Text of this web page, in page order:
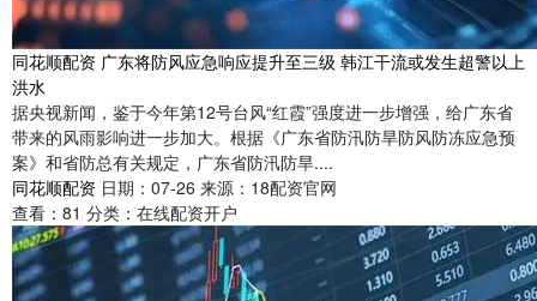
同花顺配资 广东将防风应急响应提升至三级 韩江干流或发生超警以上
洪水
据央视新闻，鉴于今年第12号台风“红霞”强度进一步增强，给广东省
带来的风雨影响进一步加大。根据《广东省防汛防旱防风防冻应急预
案》和省防总有关规定，广东省防汛防旱....
同花顺配资 日期：07-26 来源：18配资官网
查看： 81 分类： 在线配资开户